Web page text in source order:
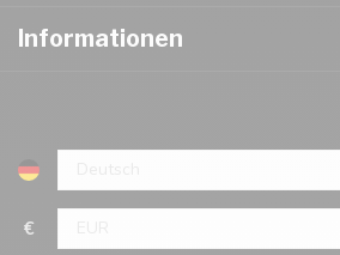
Informationen
€